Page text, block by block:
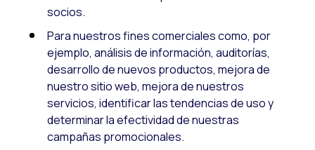
socios.
Para nuestros fines comerciales como, por
ejemplo, análisis de información, auditorías,
desarrollo de nuevos productos, mejora de
nuestro sitio web, mejora de nuestros
servicios, identificar las tendencias de uso y
determinar la efectividad de nuestras
campañas promocionales.